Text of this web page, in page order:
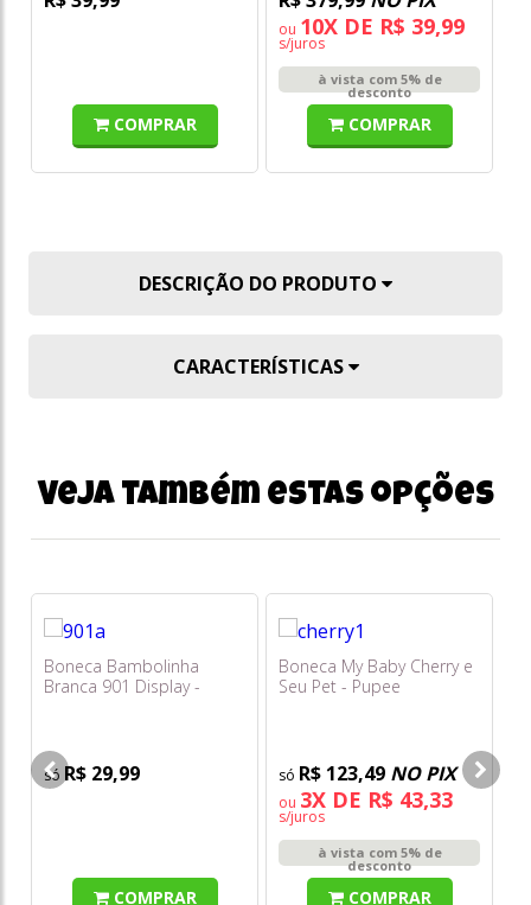
COMPRAR
ou 10X DE R$ 39,99
s/juros
à vista com 5% de
desconto
COMPRAR
DESCRIÇÃO DO PRODUTO
CARACTERÍSTICAS
Veja também estas opções
Boneca Bambolinha
Branca 901 Display -
R$ 29,99
COMPRAR
Boneca My Baby Cherry e
Seu Pet - Pupee
R$ 123,49 NO PIX
ou 3X DE R$ 43,33
s/juros
à vista com 5% de
desconto
COMPRAR